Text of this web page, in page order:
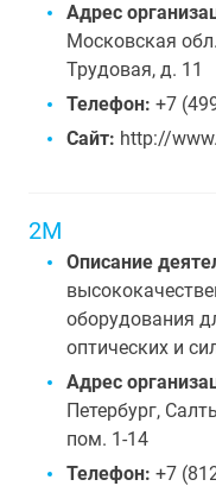
Адрес
Московская
Трудовая, д. 11
Телефон: +7
Сайт: http://
2M
Описание
оборудования
оптических и
Адрес
Петербург,
пом. 1-14
Телефон: +7